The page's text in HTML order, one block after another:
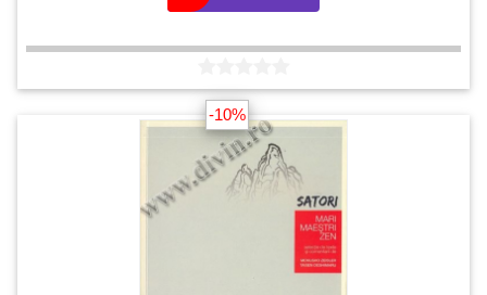
-10%